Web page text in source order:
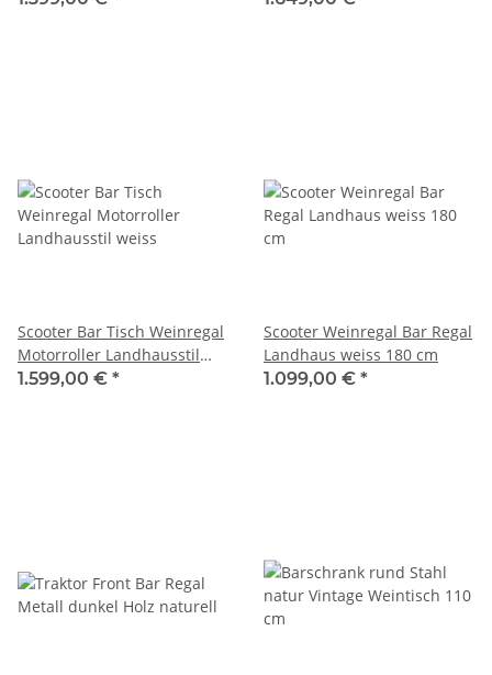
Scooter Bar Tisch Weinregal
Motorroller Landhausstil
weiss
1.599,00 € *
Scooter Weinregal Bar Regal
Landhaus weiss 180 cm
1.099,00 € *